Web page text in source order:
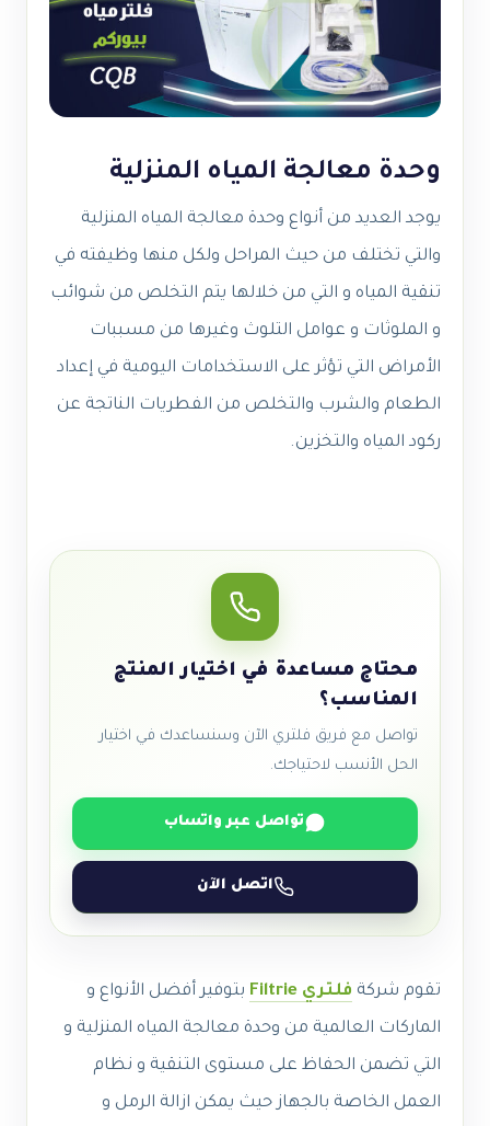
وحدة معالجة المياه المنزلية
يوجد العديد من أنواع وحدة معالجة المياه المنزلية
والتي تختلف من حيث المراحل ولكل منها وظيفته في
تنقية المياه و التي من خلالها يتم التخلص من شوائب
و الملوثات و عوامل التلوث وغيرها من مسببات
الأمراض التي تؤثر على الاستخدامات اليومية في إعداد
الطعام والشرب والتخلص من الفطريات الناتجة عن
ركود المياه والتخزين.
محتاج مساعدة في اختيار المنتج
المناسب؟
تواصل مع فريق فلتري الآن وسنساعدك في اختيار
الحل الأنسب لاحتياجك.
تواصل عبر واتساب
اتصل الآن
تقوم شركة فلتري Filtrie
بتوفير أفضل الأنواع و
الماركات العالمية من وحدة معالجة المياه المنزلية و
التي تضمن الحفاظ على مستوى التنقية و نظام
العمل الخاصة بالجهاز حيث يمكن ازالة الرمل و